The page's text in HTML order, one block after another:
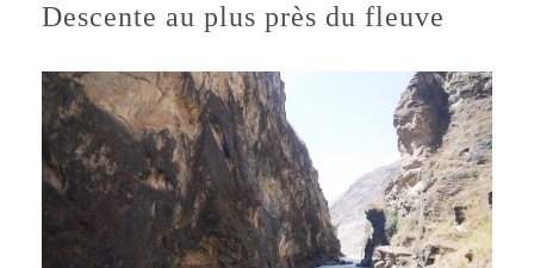
Descente au plus près du fleuve